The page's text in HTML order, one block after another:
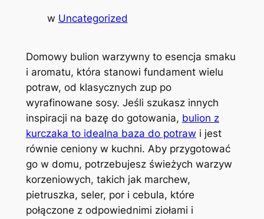
w Uncategorized
Domowy bulion warzywny to esencja smaku
i aromatu, która stanowi fundament wielu
potraw, od klasycznych zup po
wyrafinowane sosy. Jeśli szukasz innych
inspiracji na bazę do gotowania, bulion z
kurczaka to idealna baza do potraw i jest
równie ceniony w kuchni. Aby przygotować
go w domu, potrzebujesz świeżych warzyw
korzeniowych, takich jak marchew,
pietruszka, seler, por i cebula, które
połączone z odpowiednimi ziołami i